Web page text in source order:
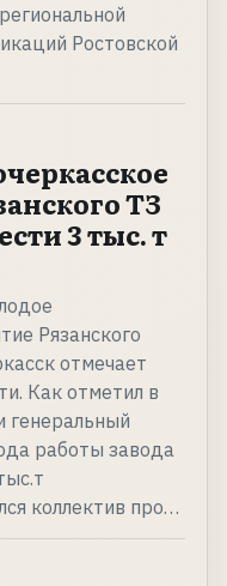
Ростовской
ТЗ
3 тыс. т
Рязанского
отмечает
Как отметил в
генеральный
работы завода
коллектив про…